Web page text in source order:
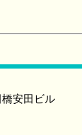
安田ビル